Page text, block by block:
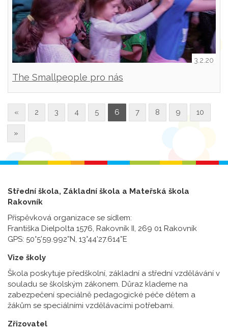
3.2.20
The Smallpeople pro nás
« 2 3 4 5 6 7 8 9 10
»
Střední škola, Základní škola a Mateřská škola
Rakovník
Příspěvková organizace se sídlem:
Františka Dielpolta 1576, Rakovník II, 269 01 Rakovník
GPS: 50°5’59.992”N, 13°44’27.614”E
Vize školy
Škola poskytuje předškolní, základní a střední vzdělávání v
souladu se školským zákonem. Důraz klademe na
zabezpečení speciálně pedagogické péče dětem a
žákům se speciálními vzdělávacími potřebami.
Zřizovatel